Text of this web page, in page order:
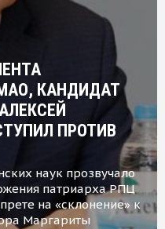
КАНДИДАТ
ПРОТИВ
наук прозвучало
патриарха РПЦ
на «склонение» к
Маргариты